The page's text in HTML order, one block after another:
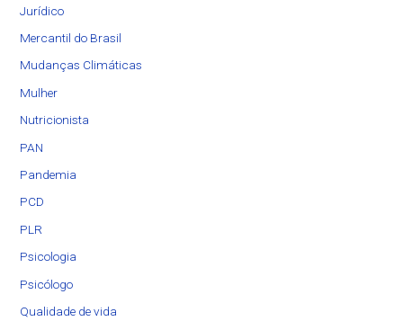
Jurídico
Mercantil do Brasil
Mudanças Climáticas
Mulher
Nutricionista
PAN
Pandemia
PCD
PLR
Psicologia
Psicólogo
Qualidade de vida